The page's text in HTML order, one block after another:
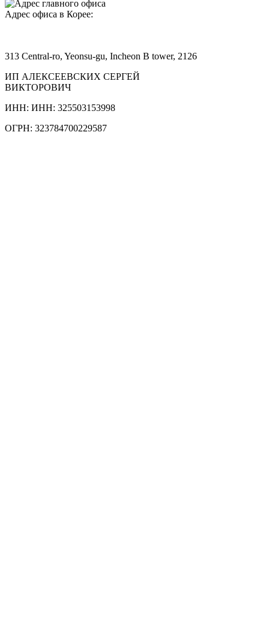
Адрес офиса в Корее:
313 Central-ro, Yeonsu-gu, Incheon B tower, 2126
ИП АЛЕКСЕЕВСКИХ СЕРГЕЙ
ВИКТОРОВИЧ
ИНН: ИНН: 325503153998
ОГРН: 323784700229587